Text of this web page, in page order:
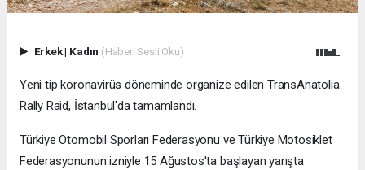
Erkek| Kadın (Haberi Sesli Oku)
Yeni tip koronavirüs döneminde organize edilen TransAnatolia
Rally Raid, İstanbul'da tamamlandı.
Türkiye Otomobil Sporları Federasyonu ve Türkiye Motosiklet
Federasyonunun izniyle 15 Ağustos'ta başlayan yarışta